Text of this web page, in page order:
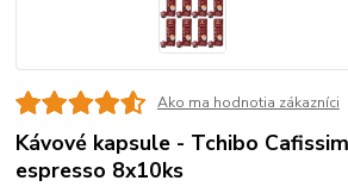
Ako ma hodnotia zákazníci
Kávové kapsule - Tchibo
espresso 8x10ks